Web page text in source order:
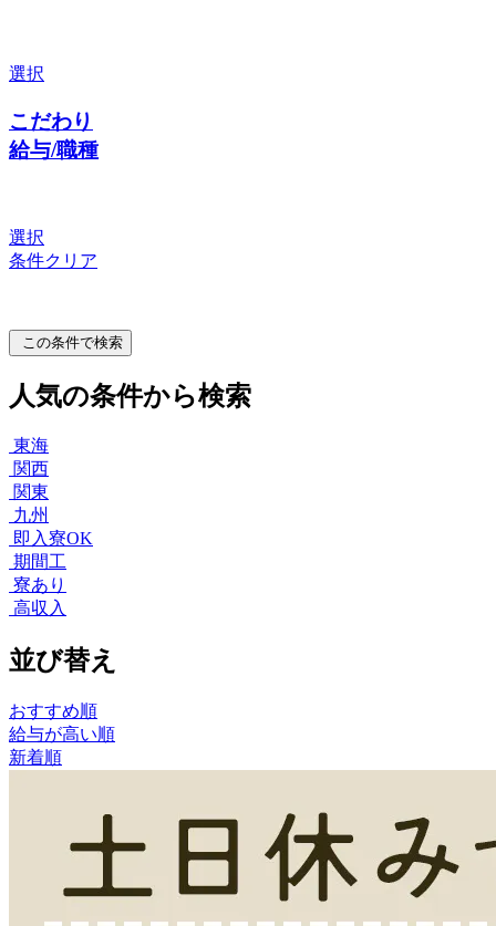
選択
こだわり
給与/職種
選択
条件クリア
この条件で検索
人気の条件から検索
東海
関西
関東
九州
即入寮OK
期間工
寮あり
高収入
並び替え
おすすめ順
給与が高い順
新着順